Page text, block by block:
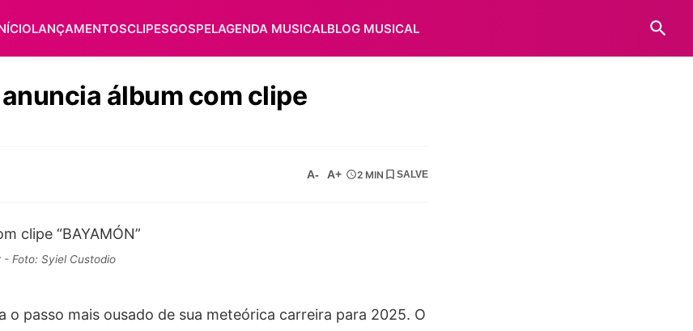
LANÇAMENTOSCLIPESGOSPELAGENDA MUSICALBLOG MUSICAL
álbum com clipe
A- A+ 2 MIN SALVE
- Foto: Syiel Custodio
passo mais ousado de sua meteórica carreira para 2025. O